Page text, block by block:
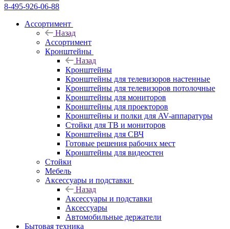
8-495-926-06-88
Ассортимент
Назад
Ассортимент
Кронштейны
Назад
Кронштейны
Кронштейны для телевизоров настенные
Кронштейны для телевизоров потолочные
Кронштейны для мониторов
Кронштейны для проекторов
Кронштейны и полки для AV-аппаратуры
Стойки для ТВ и мониторов
Кронштейны для СВЧ
Готовые решения рабочих мест
Кронштейны для видеостен
Стойки
Мебель
Аксессуары и подставки
Назад
Аксессуары и подставки
Аксессуары
Автомобильные держатели
Бытовая техника